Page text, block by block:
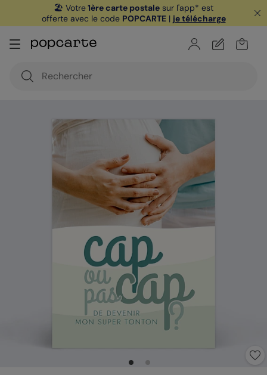
🏖️ Votre1ère carte postale sur l'app* est
offerte avec le code POPCARTE| je télécharge